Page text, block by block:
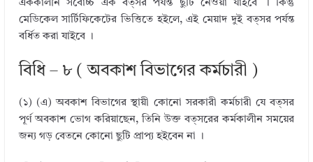
এককালীন সর্বোচ্চ এক বত্সর পর্যন্ত ছুটি নেওয়া যাইবে । কিন্তু
মেডিকেল সার্টিফিকেটের ভিত্তিতে হইলে, এই মেয়াদ দুই বত্সর পর্যন্ত
বর্ধিত করা যাইবে ।
বিধি – ৮ ( অবকাশ বিভাগের কর্মচারী )
(১) (এ) অবকাশ বিভাগের স্থায়ী কোনো সরকারী কর্মচারী যে বত্সর
পূর্ণ অবকাশ ভোগ করিয়াছেন, তিনি উক্ত বত্সরের কর্মকালীন সময়ের
জন্য গড় বেতনে কোনো ছুটি প্রাপ্য হইবেন না ।